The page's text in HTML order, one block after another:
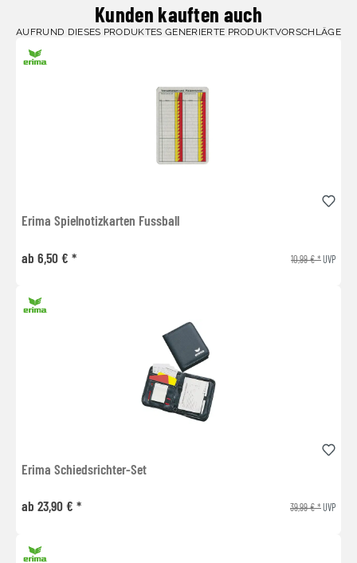
Kunden kauften auch
AUFRUND DIESES PRODUKTES GENERIERTE PRODUKTVORSCHLÄGE
Erima Spielnotizkarten Fussball
ab 6,50 € * 10,99 € *UVP
Erima Schiedsrichter-Set
ab 23,90 € * 39,99 € *UVP